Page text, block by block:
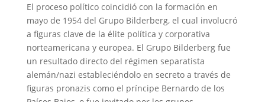
El proceso político coincidió con la formación en
mayo de 1954 del Grupo Bilderberg, el cual involucró
a figuras clave de la élite política y corporativa
norteamericana y europea. El Grupo Bilderberg fue
un resultado directo del régimen separatista
alemán/nazi estableciéndolo en secreto a través de
figuras pronazis como el príncipe Bernardo de los